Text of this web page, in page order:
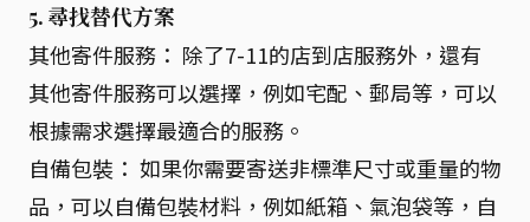
5. 尋找替代方案
其他寄件服務： 除了7-11的店到店服務外，還有
其他寄件服務可以選擇，例如宅配、郵局等，可以
根據需求選擇最適合的服務。
自備包裝： 如果你需要寄送非標準尺寸或重量的物
品，可以自備包裝材料，例如紙箱、氣泡袋等，自